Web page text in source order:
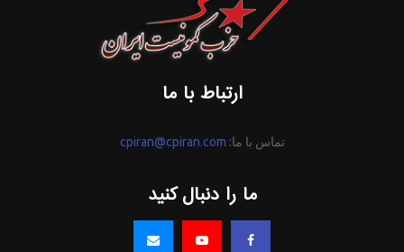
ارتباط با ما
تماس با ما: cpiran@cpiran.com
ما را دنبال کنید